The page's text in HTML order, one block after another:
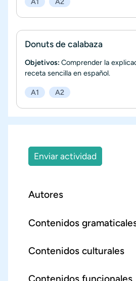
Donuts de calabaza
Objetivos: Comprender la
receta sencilla en español.
A1 A2
Enviar actividad
Autores
Contenidos
Contenidos culturales
Contenidos funcionales